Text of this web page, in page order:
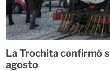
La Trochita confirmó
agosto